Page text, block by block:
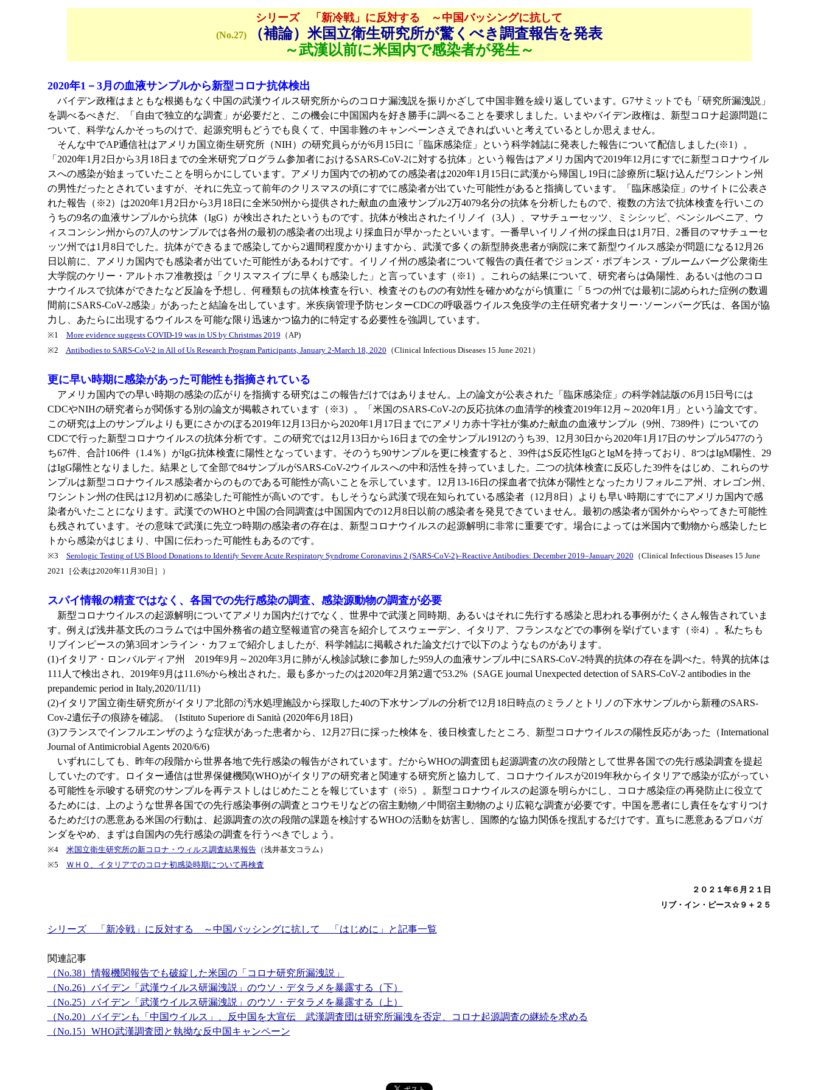
シリーズ 「新冷戦」に反対する ～中国バッシングに抗して
(No.27)
（補論）米国立衛生研究所が驚くべき調査報告を発表
～武漢以前に米国内で感染者が発生～
2020年1－3月の血液サンプルから新型コロナ抗体検出
バイデン政権はまともな根拠もなく中国の武漢ウイルス研究所からのコロナ漏洩説を振りかざして中国非難を繰り返しています。G7サミットでも「研究所漏洩説」
を調べるべきだ、「自由で独立的な調査」が必要だと、この機会に中国国内を好き勝手に調べることを要求しました。いまやバイデン政権は、新型コロナ起源問題に
ついて、科学なんかそっちのけで、起源究明もどうでも良くて、中国非難のキャンペーンさえできればいいと考えているとしか思えません。
そんな中でAP通信社はアメリカ国立衛生研究所（NIH）の研究員らがが6月15日に「臨床感染症」という科学雑誌に発表した報告について配信しました(※1）。
「2020年1月2日から3月18日までの全米研究プログラム参加者におけるSARS-CoV-2に対する抗体」という報告はアメリカ国内で2019年12月にすでに新型コロナウイル
スへの感染が始まっていたことを明らかにしています。アメリカ国内での初めての感染者は2020年1月15日に武漢から帰国し19日に診療所に駆け込んだワシントン州
の男性だったとされていますが、それに先立って前年のクリスマスの頃にすでに感染者が出ていた可能性があると指摘しています。「臨床感染症」のサイトに公表さ
れた報告（※2）は2020年1月2日から3月18日に全米50州から提供された献血の血液サンプル2万4079名分の抗体を分析したもので、複数の方法で抗体検査を行いこの
うちの9名の血液サンプルから抗体（IgG）が検出されたというものです。抗体が検出されたイリノイ（3人）、マサチューセッツ、ミシシッピ、ペンシルベニア、ウ
ィスコンシン州からの7人のサンプルでは各州の最初の感染者の出現より採血日が早かったといいます。一番早いイリノイ州の採血日は1月7日、2番目のマサチューセ
ッツ州では1月8日でした。抗体ができるまで感染してから2週間程度かかりますから、武漢で多くの新型肺炎患者が病院に来て新型ウイルス感染が問題になる12月26
日以前に、アメリカ国内でも感染者が出ていた可能性があるわけです。イリノイ州の感染者について報告の責任者でジョンズ・ポプキンス・ブルームバーグ公衆衛生
大学院のケリー・アルトホフ准教授は「クリスマスイブに早くも感染した」と言っています（※1）。これらの結果について、研究者らは偽陽性、あるいは他のコロ
ナウイルスで抗体ができたなど反論を予想し、何種類もの抗体検査を行い、検査そのものの有効性を確かめながら慎重に「５つの州では最初に認められた症例の数週
間前にSARS-CoV-2感染」があったと結論を出しています。米疾病管理予防センターCDCの呼吸器ウイルス免疫学の主任研究者ナタリー･ソーンバーグ氏は、各国が協
力し、あたらに出現するウイルスを可能な限り迅速かつ協力的に特定する必要性を強調しています。
※1 More evidence suggests COVID-19 was in US by Christmas 2019 （AP)
※2 Antibodies to SARS-CoV-2 in All of Us Research Program Participants, January 2-March 18, 2020 （Clinical Infectious Diseases 15 June 2021）
更に早い時期に感染があった可能性も指摘されている
アメリカ国内での早い時期の感染の広がりを指摘する研究はこの報告だけではありません。上の論文が公表された「臨床感染症」の科学雑誌版の6月15日号には
CDCやNIHの研究者らが関係する別の論文が掲載されています（※3）。「米国のSARS-CoV-2の反応抗体の血清学的検査2019年12月～2020年1月」という論文です。
この研究は上のサンプルよりも更にさかのぼる2019年12月13日から2020年1月17日までにアメリカ赤十字社が集めた献血の血液サンプル（9州、7389件）についての
CDCで行った新型コロナウイルスの抗体分析です。この研究では12月13日から16日までの全サンプル1912のうち39、12月30日から2020年1月17日のサンプル5477のう
ち67件、合計106件（1.4％）がIgG抗体検査に陽性となっています。そのうち90サンプルを更に検査すると、39件はS反応性IgGとIgMを持っており、8つはIgM陽性、29
はIgG陽性となりました。結果として全部で84サンプルがSARS-CoV-2ウイルスへの中和活性を持っていました。二つの抗体検査に反応した39件をはじめ、これらのサ
ンプルは新型コロナウイルス感染者からのものである可能性が高いことを示しています。12月13-16日の採血者で抗体が陽性となったカリフォルニア州、オレゴン州、
ワシントン州の住民は12月初めに感染した可能性が高いのです。もしそうなら武漢で現在知られている感染者（12月8日）よりも早い時期にすでにアメリカ国内で感
染者がいたことになります。武漢でのWHOと中国の合同調査は中国国内での12月8日以前の感染者を発見できていません。最初の感染者が国外からやってきた可能性
も残されています。その意味で武漢に先立つ時期の感染者の存在は、新型コロナウイルスの起源解明に非常に重要です。場合によっては米国内で動物から感染したヒ
トから感染がはじまり、中国に伝わった可能性もあるのです。
※3 Serologic Testing of US Blood Donations to Identify Severe Acute Respiratory Syndrome Coronavirus 2 (SARS-CoV-2)–Reactive Antibodies: December 2019–January 2020 （Clinical Infectious Diseases 15 June
2021［公表は2020年11月30日］）
スパイ情報の精査ではなく、各国での先行感染の調査、感染源動物の調査が必要
新型コロナウイルスの起源解明についてアメリカ国内だけでなく、世界中で武漢と同時期、あるいはそれに先行する感染と思われる事例がたくさん報告されていま
す。例えば浅井基文氏のコラムでは中国外務省の趙立堅報道官の発言を紹介してスウェーデン、イタリア、フランスなどでの事例を挙げています（※4）。私たちも
リブインピースの第3回オンライン・カフェで紹介しましたが、科学雑誌に掲載された論文だけで以下のようなものがあります。
(1)イタリア・ロンバルディア州 2019年9月～2020年3月に肺がん検診試験に参加した959人の血液サンプル中にSARS-CoV-2特異的抗体の存在を調べた。特異的抗体は
111人で検出され、2019年9月は11.6%から検出された。最も多かったのは2020年2月第2週で53.2%（SAGE journal Unexpected detection of SARS-CoV-2 antibodies in the
prepandemic period in Italy,2020/11/11)
(2)イタリア国立衛生研究所がイタリア北部の汚水処理施設から採取した40の下水サンプルの分析で12月18日時点のミラノとトリノの下水サンプルから新種のSARS-
Cov-2遺伝子の痕跡を確認。（Istituto Superiore di Sanità (2020年6月18日)
(3)フランスでインフルエンザのような症状があった患者から、12月27日に採った検体を、後日検査したところ、新型コロナウイルスの陽性反応があった（International
Journal of Antimicrobial Agents 2020/6/6)
いずれにしても、昨年の段階から世界各地で先行感染の報告がされています。だからWHOの調査団も起源調査の次の段階として世界各国での先行感染調査を提起
していたのです。ロイター通信は世界保健機関(WHO)がイタリアの研究者と関連する研究所と協力して、コロナウイルスが2019年秋からイタリアで感染が広がってい
る可能性を示唆する研究のサンプルを再テストしはじめたことを報じています（※5）。新型コロナウイルスの起源を明らかにし、コロナ感染症の再発防止に役立て
るためには、上のような世界各国での先行感染事例の調査とコウモリなどの宿主動物／中間宿主動物のより広範な調査が必要です。中国を悪者にし責任をなすりつけ
るためだけの悪意ある米国の行動は、起源調査の次の段階の課題を検討するWHOの活動を妨害し、国際的な協力関係を撹乱するだけです。直ちに悪意あるプロパガ
ンダをやめ、まずは自国内の先行感染の調査を行うべきでしょう。
※4 米国立衛生研究所の新コロナ・ウィルス調査結果報告（浅井基文コラム）
※5 ＷＨＯ、イタリアでのコロナ初感染時期について再検査
２０２１年６月２１日
リブ・イン・ピース☆９＋２５
シリーズ 「新冷戦」に反対する ～中国バッシングに抗して 「はじめに」と記事一覧
関連記事
（No.38）情報機関報告でも破綻した米国の「コロナ研究所漏洩説」
（No.26）バイデン「武漢ウイルス研漏洩説」のウソ・デタラメを暴露する（下）
（No.25）バイデン「武漢ウイルス研漏洩説」のウソ・デタラメを暴露する（上）
（No.20）バイデンも「中国ウイルス」、反中国を大宣伝 武漢調査団は研究所漏洩を否定、コロナ起源調査の継続を求める
（No.15）WHO武漢調査団と執拗な反中国キャンペーン